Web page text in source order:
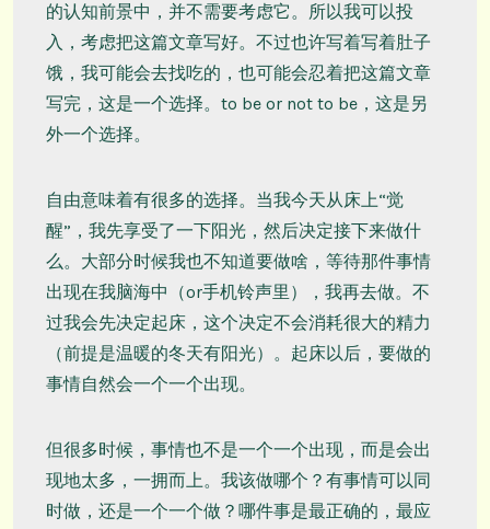
的认知前景中，并不需要考虑它。所以我可以投
入，考虑把这篇文章写好。不过也许写着写着肚子
饿，我可能会去找吃的，也可能会忍着把这篇文章
写完，这是一个选择。to be or not to be，这是另
外一个选择。
自由意味着有很多的选择。当我今天从床上“觉
醒”，我先享受了一下阳光，然后决定接下来做什
么。大部分时候我也不知道要做啥，等待那件事情
出现在我脑海中（or手机铃声里），我再去做。不
过我会先决定起床，这个决定不会消耗很大的精力
（前提是温暖的冬天有阳光）。起床以后，要做的
事情自然会一个一个出现。
但很多时候，事情也不是一个一个出现，而是会出
现地太多，一拥而上。我该做哪个？有事情可以同
时做，还是一个一个做？哪件事是最正确的，最应